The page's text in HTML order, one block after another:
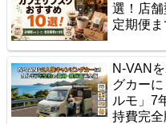
選！店
定期便
N-VAN
グカー
ルモ」7
持費完全